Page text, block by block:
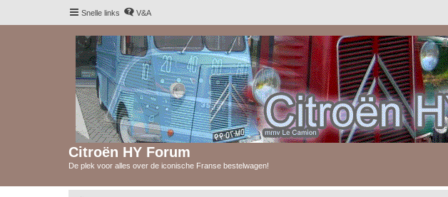
Snelle links V&A
Citroën HY Forum
De plek voor alles over de iconische Franse bestelwagen!